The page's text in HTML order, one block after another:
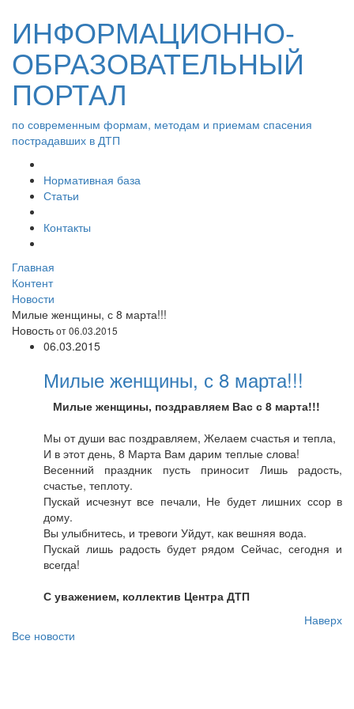
ИНФОРМАЦИОННО-
ОБРАЗОВАТЕЛЬНЫЙ
ПОРТАЛ
по современным формам, методам и приемам спасения
пострадавших в ДТП
Нормативная база
Статьи
Контакты
Главная
Контент
Новости
Милые женщины, с 8 марта!!!
Новостьот 06.03.2015
06.03.2015
Милые женщины, с 8 марта!!!
Милые женщины, поздравляем Вас с 8 марта!!!
Мы от души вас поздравляем, Желаем счастья и тепла,
И в этот день, 8 Марта Вам дарим теплые слова!
Весенний праздник пусть приносит Лишь радость,
счастье, теплоту.
Пускай исчезнут все печали, Не будет лишних ссор в
дому.
Вы улыбнитесь, и тревоги Уйдут, как вешняя вода.
Пускай лишь радость будет рядом Сейчас, сегодня и
всегда!
С уважением, коллектив Центра ДТП
Наверх
Все новости